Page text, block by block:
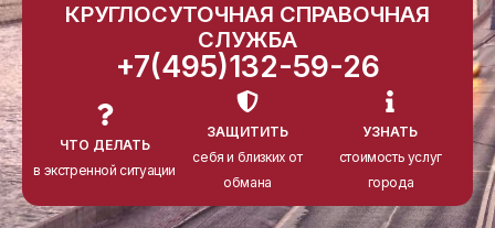
КРУГЛОСУТОЧНАЯ СПРАВОЧНАЯ
СЛУЖБА
+7(495)132-59-26
ЧТО ДЕЛАТЬ
в экстренной ситуации
ЗАЩИТИТЬ
себя и близких от
обмана
УЗНАТЬ
стоимость услуг
города